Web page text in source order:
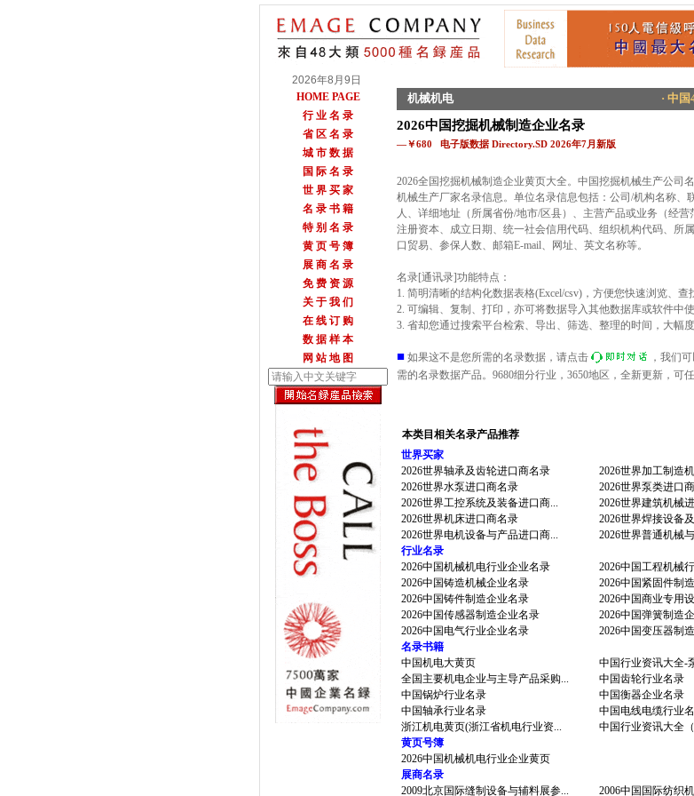
2026年8月9日
HOME PAGE
行 业 名 录
省 区 名 录
城 市 数 据
国 际 名 录
世 界 买 家
名 录 书 籍
特 别 名 录
黄 页 号 簿
展 商 名 录
免 费 资 源
关 于 我 们
在 线 订 购
数 据 样 本
网 站 地 图
机械机电 · 中
2026中国挖掘机械制造企业名录
—￥680 电子版数据 Directory.SD 2026年7月新版
2026全国挖掘机械制造企业黄页大全。中国挖掘机械生产公司
机械生产厂家名录信息。单位名录信息包括：公司/机构名称、
人、详细地址（所属省份/地市/区县）、主营产品或业务（经营
注册资本、成立日期、统一社会信用代码、组织机构代码、所
口贸易、参保人数、邮箱E-mail、网址、英文名称等。
名录[通讯录]功能特点：
1. 简明清晰的结构化数据表格(Excel/csv)，方便您快速浏览、查
2. 可编辑、复制、打印，亦可将数据导入其他数据库或软件中使
3. 省却您通过搜索平台检索、导出、筛选、整理的时间，大幅度
■ 如果这不是您所需的名录数据，请点击
，我们
需的名录数据产品。9680细分行业，3650地区，全新更新，可任
本类目相关名录产品推荐
世界买家
2026世界轴承及齿轮进口商名录
2026世界加工制造
2026世界水泵进口商名录
2026世界泵类进口
2026世界工控系统及装备进口商...
2026世界建筑机械
2026世界机床进口商名录
2026世界焊接设备
2026世界电机设备与产品进口商...
2026世界普通机械
行业名录
2026中国机械机电行业企业名录
2026中国工程机械
2026中国铸造机械企业名录
2026中国紧固件制
2026中国铸件制造企业名录
2026中国商业专用
2026中国传感器制造企业名录
2026中国弹簧制造
2026中国电气行业企业名录
2026中国变压器制
名录书籍
中国机电大黄页
中国行业资讯大全-
全国主要机电企业与主导产品采购...
中国齿轮行业名录
中国锅炉行业名录
中国衡器企业名录
中国轴承行业名录
中国电线电缆行业
浙江机电黄页(浙江省机电行业资...
中国行业资讯大全
黄页号簿
2026中国机械机电行业企业黄页
展商名录
2009北京国际缝制设备与辅料展参...
2006中国国际纺织